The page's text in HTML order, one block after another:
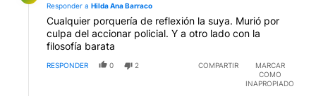
Responder a Hilda Ana Barraco
Cualquier porquería de reflexión la suya. Murió por
culpa del accionar policial. Y a otro lado con la
filosofía barata
RESPONDER 0 2 COMPARTIR
MARCAR
COMO
INAPROPIADO